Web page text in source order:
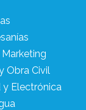
Obra Civil
y Electrónica